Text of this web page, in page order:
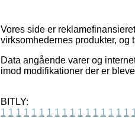
Vores side er
virksomhedernes produkter, og
Data angående varer og
imod modifikationer der er
BITLY:
1 1 1 1 1 1 1 1 1 1 1 1 1 1 1 1 1